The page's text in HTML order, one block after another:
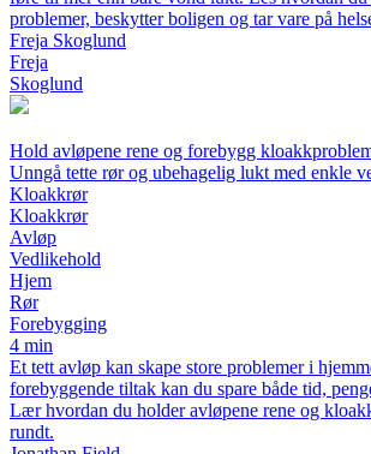
problemer, beskytter boligen og tar vare på
Freja Skoglund
Freja
Skoglund
Hold avløpene rene og forebygg
Unngå tette rør og ubehagelig lukt med enkle
Kloakkrør
Kloakkrør
Avløp
Vedlikehold
Hjem
Rør
Forebygging
4 min
Et tett avløp kan skape store problemer i
forebyggende tiltak kan du spare både tid,
Lær hvordan du holder avløpene rene og
rundt.